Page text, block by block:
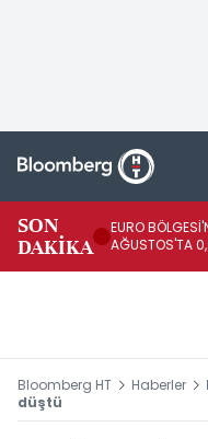
SON
DAKİKA
EURO
AĞUSTOS'TA
Bloomberg HT Haberler
düştü